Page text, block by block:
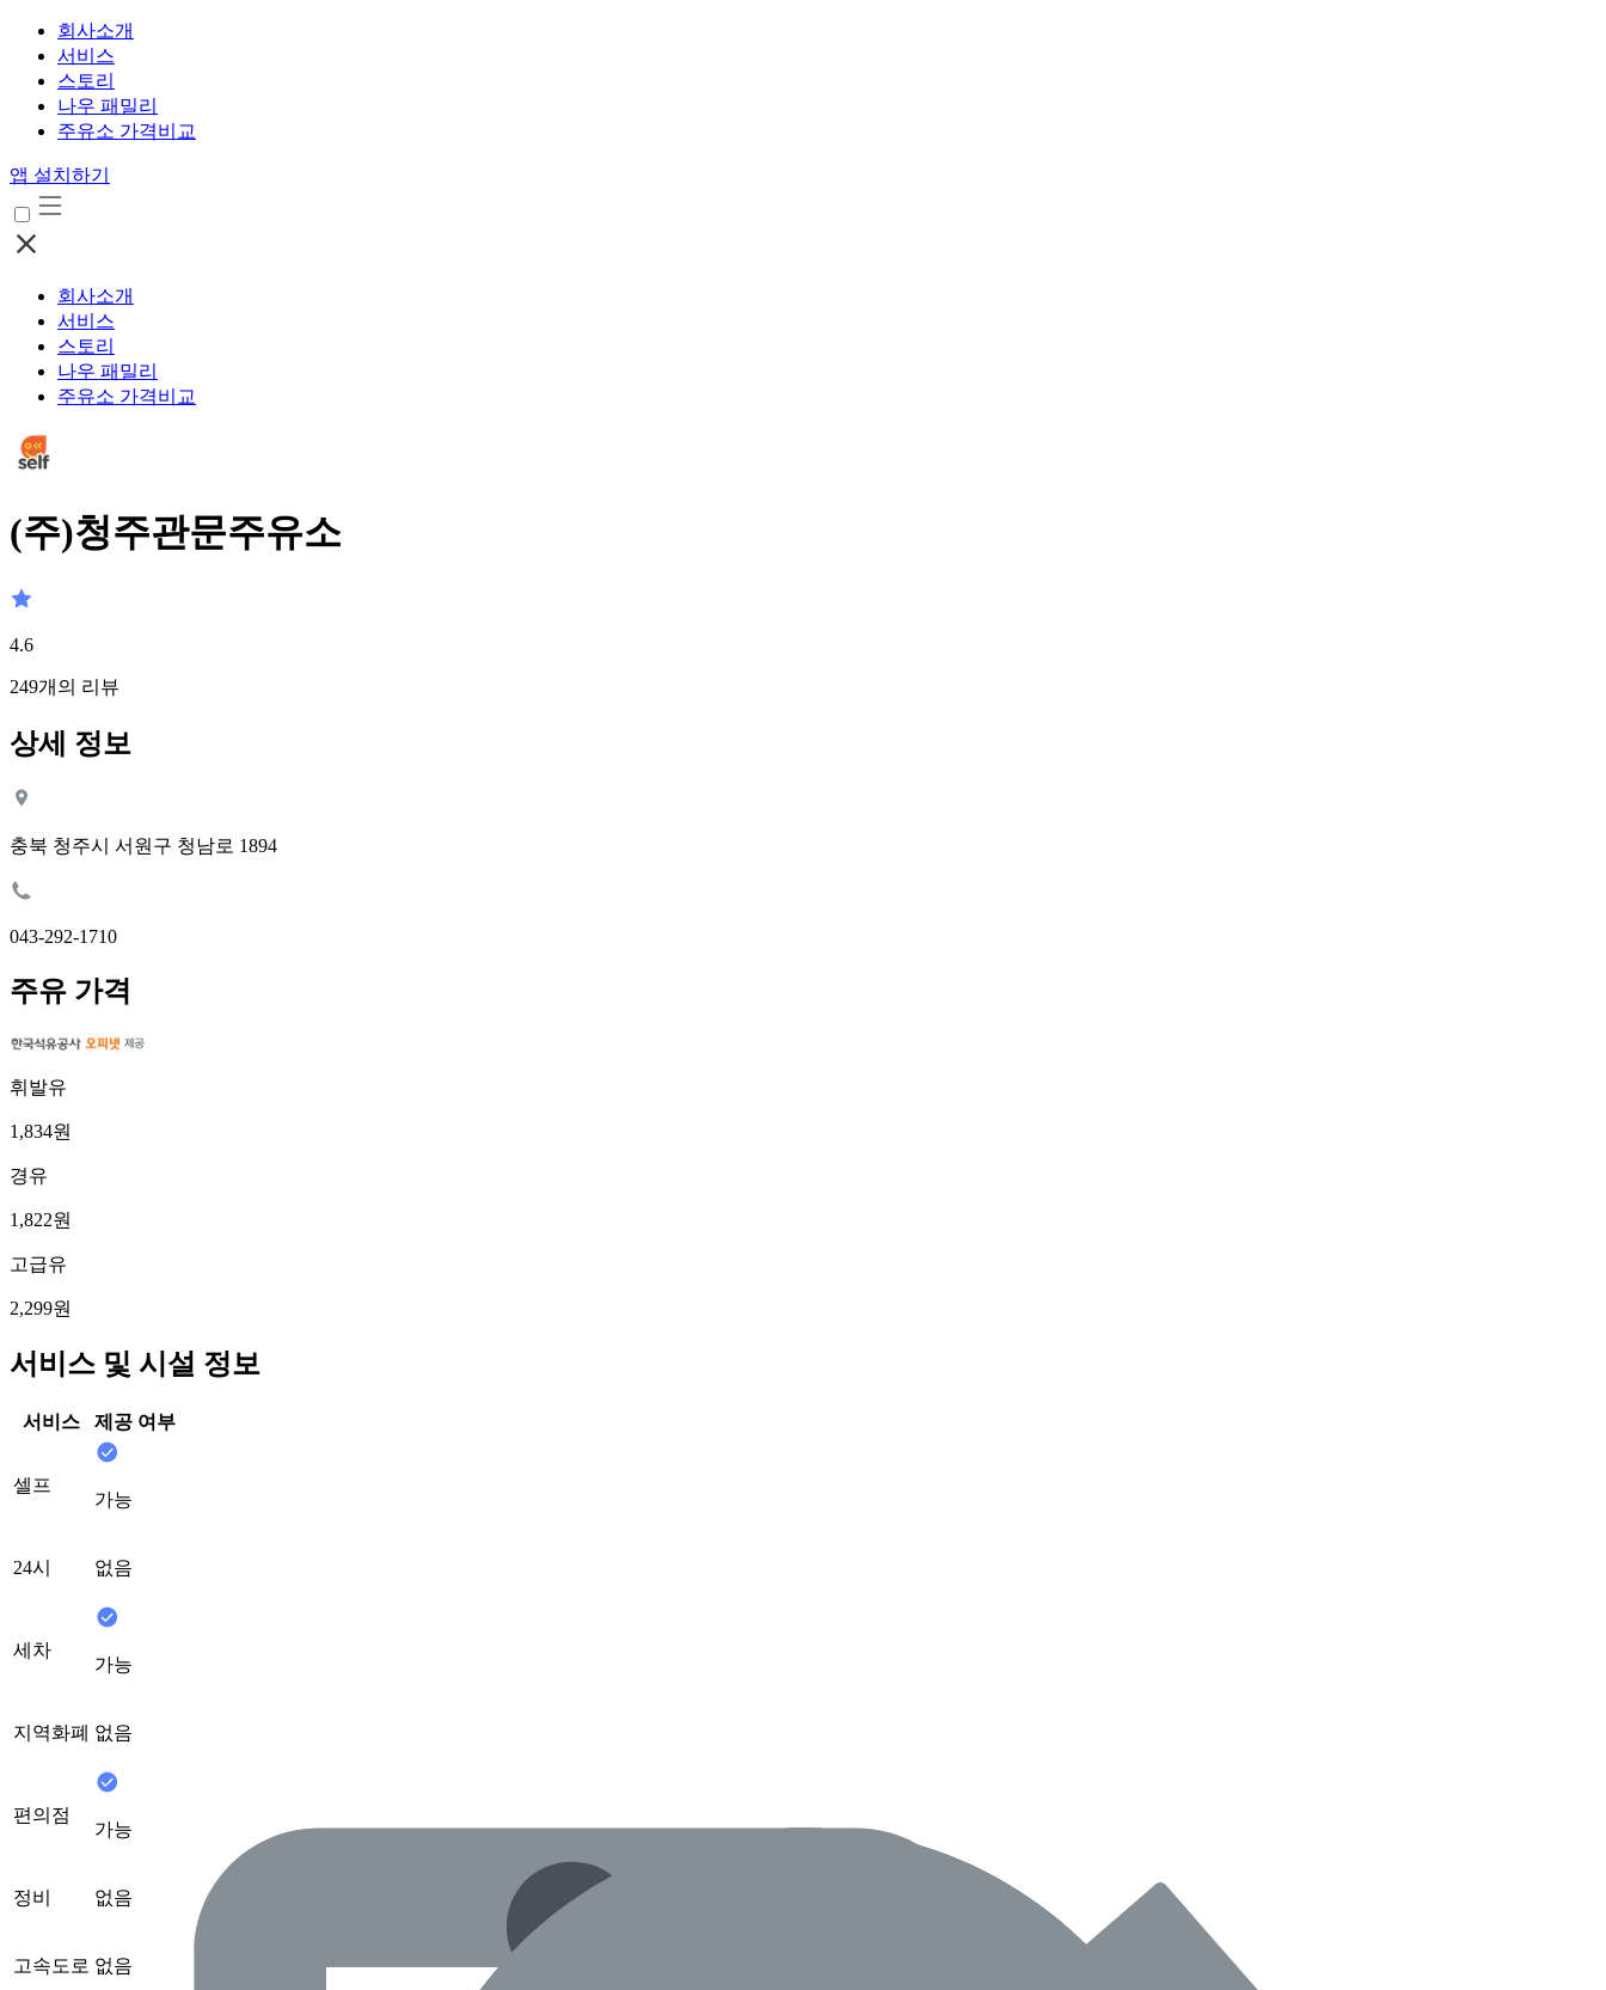
회사소개
서비스
스토리
나우 패밀리
주유소 가격비교
앱 설치하기
회사소개
서비스
스토리
나우 패밀리
주유소 가격비교
(주)청주관문주유소
4.6
249개의 리뷰
상세 정보
충북 청주시 서원구 청남로 1894
043-292-1710
주유 가격
휘발유
1,834원
경유
1,822원
고급유
2,299원
서비스 및 시설 정보
서비스 제공 여부
셀프
가능
24시 없음
세차
가능
지역화폐 없음
편의점
가능
정비 없음
고속도로 없음